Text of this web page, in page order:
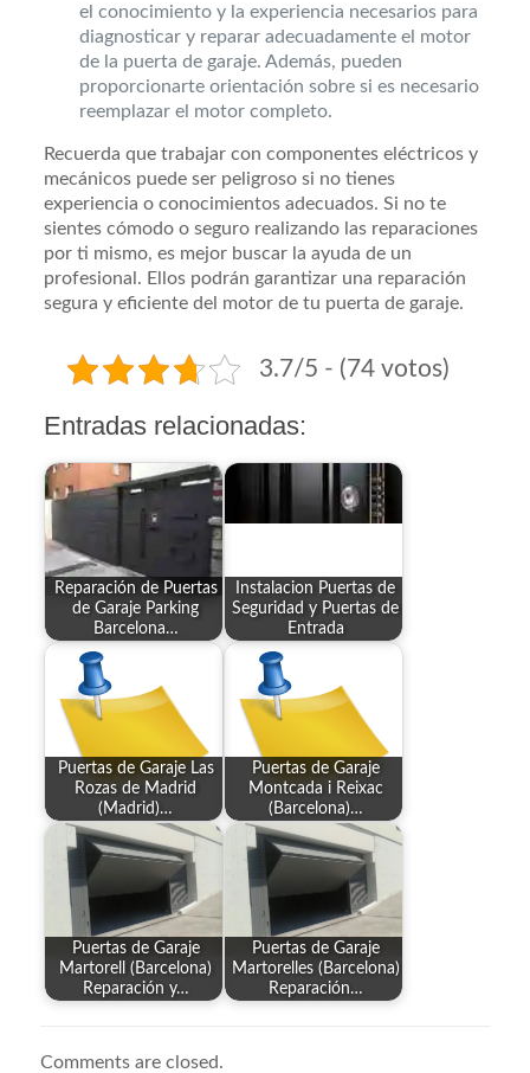
el conocimiento y la experiencia necesarios para
diagnosticar y reparar adecuadamente el motor
de la puerta de garaje. Además, pueden
proporcionarte orientación sobre si es necesario
reemplazar el motor completo.
Recuerda que trabajar con componentes eléctricos y
mecánicos puede ser peligroso si no tienes
experiencia o conocimientos adecuados. Si no te
sientes cómodo o seguro realizando las reparaciones
por ti mismo, es mejor buscar la ayuda de un
profesional. Ellos podrán garantizar una reparación
segura y eficiente del motor de tu puerta de garaje.
3.7/5 - (74 votos)
Entradas relacionadas:
Reparación de Puertas
de Garaje Parking
Barcelona…
Instalacion Puertas de
Seguridad y Puertas de
Entrada
Puertas de Garaje Las
Rozas de Madrid
(Madrid)…
Puertas de Garaje
Montcada i Reixac
(Barcelona)…
Puertas de Garaje
Martorell (Barcelona)
Reparación y…
Puertas de Garaje
Martorelles (Barcelona)
Reparación…
Comments are closed.